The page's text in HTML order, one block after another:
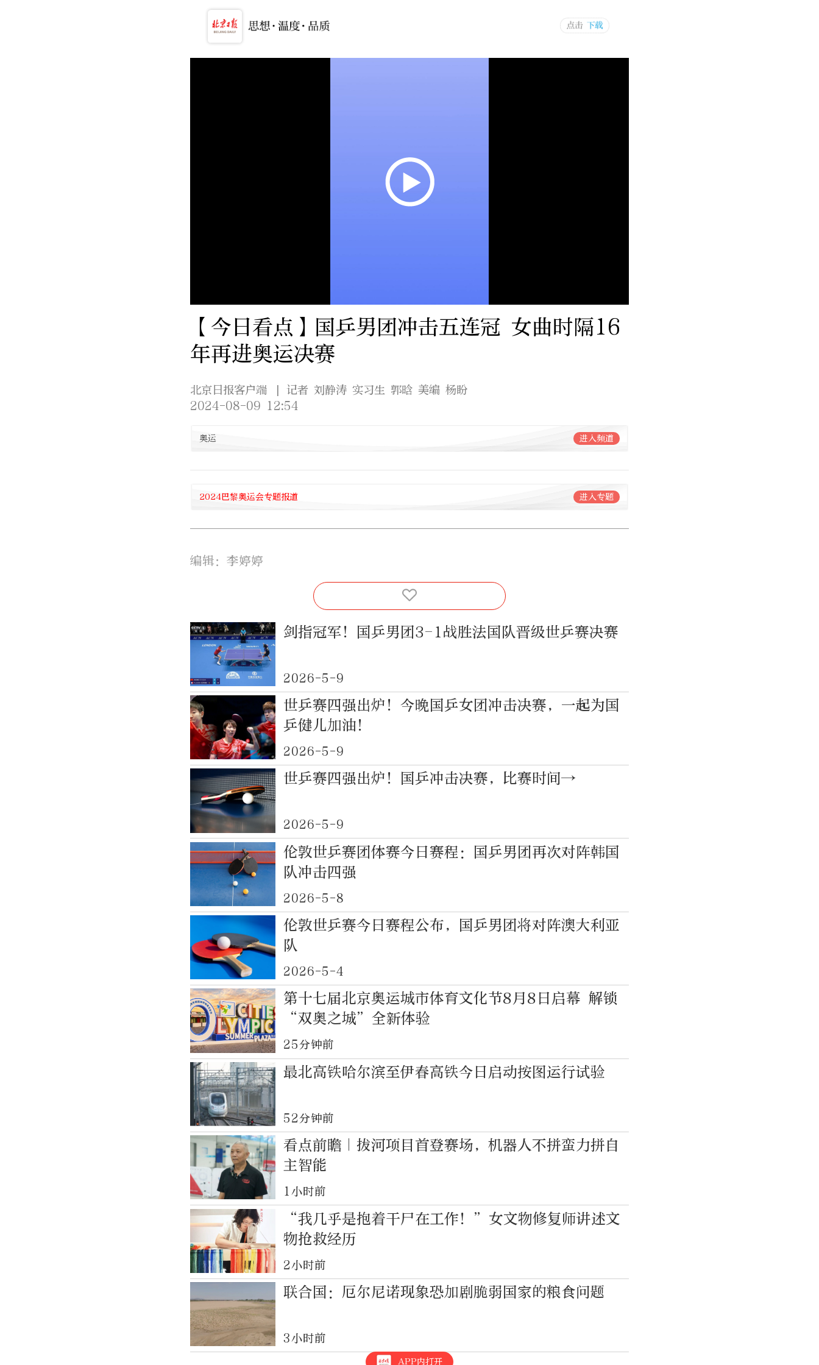
【今日看点】国乒男团冲击五连冠 女曲时隔16
年再进奥运决赛
北京日报客户端
| 记者 刘静涛 实习生 郭晗 美编 杨盼
2024-08-09 12:54
奥运 进入频道
2024巴黎奥运会专题报道 进入专题
编辑：李婷婷
剑指冠军！国乒男团3-1战胜法国队晋级世乒赛决赛
2026-5-9
世乒赛四强出炉！今晚国乒女团冲击决赛，一起为国
乒健儿加油！
2026-5-9
世乒赛四强出炉！国乒冲击决赛，比赛时间→
2026-5-9
伦敦世乒赛团体赛今日赛程：国乒男团再次对阵韩国
队冲击四强
2026-5-8
伦敦世乒赛今日赛程公布，国乒男团将对阵澳大利亚
队
2026-5-4
第十七届北京奥运城市体育文化节8月8日启幕 解锁
“双奥之城”全新体验
25分钟前
最北高铁哈尔滨至伊春高铁今日启动按图运行试验
52分钟前
看点前瞻｜拔河项目首登赛场，机器人不拼蛮力拼自
主智能
1小时前
“我几乎是抱着干尸在工作！”女文物修复师讲述文
物抢救经历
2小时前
联合国：厄尔尼诺现象恐加剧脆弱国家的粮食问题
3小时前
APP内打开